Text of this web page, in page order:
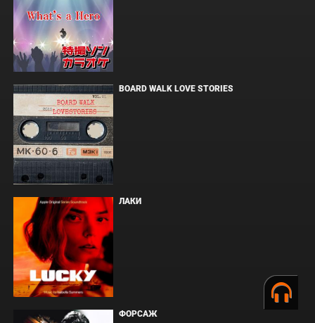
BOARD WALK LOVE STORIES
ЛАКИ
ФОРСАЖ